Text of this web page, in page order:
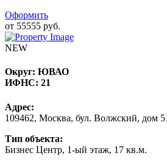
Оформить
от 55555 руб.
NEW
Округ: ЮВАО
ИФНС: 21
Адрес:
109462, Москва, бул. Волжский, дом
Тип объекта:
Бизнес Центр, 1-ый этаж, 17 кв.м.